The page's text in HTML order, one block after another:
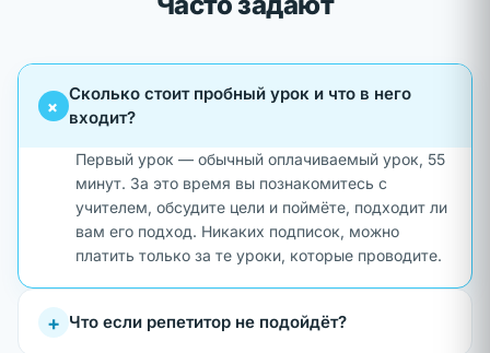
+Сколько стоит пробный урок и что в него
входит?
Первый урок — обычный оплачиваемый урок, 55
минут. За это время вы познакомитесь с
учителем, обсудите цели и поймёте, подходит ли
вам его подход. Никаких подписок, можно
платить только за те уроки, которые проводите.
+ Что если репетитор не подойдёт?